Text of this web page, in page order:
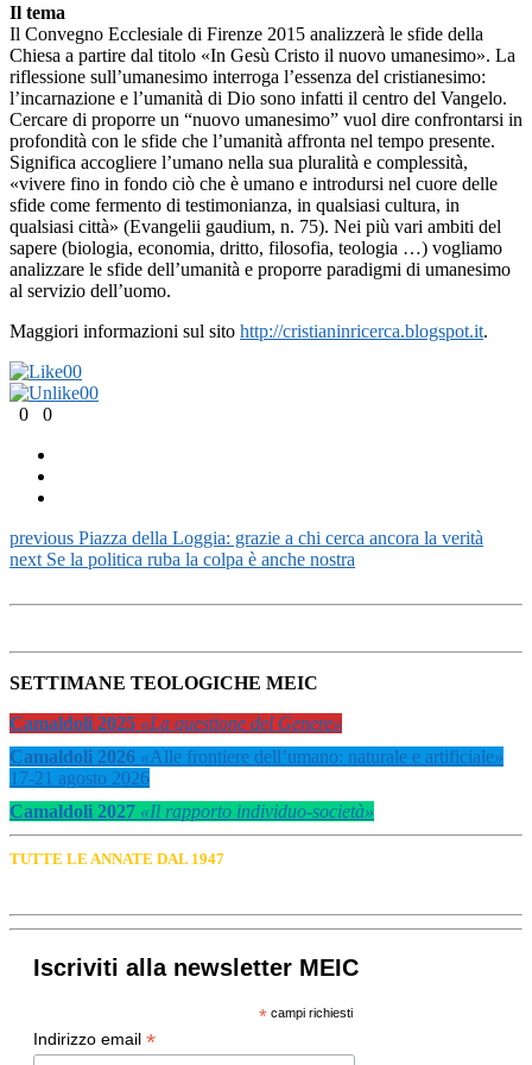
Il tema
Il Convegno Ecclesiale di Firenze 2015 analizzerà le sfide della
Chiesa a partire dal titolo «In Gesù Cristo il nuovo umanesimo». La
riflessione sull’umanesimo interroga l’essenza del cristianesimo:
l’incarnazione e l’umanità di Dio sono infatti il centro del Vangelo.
Cercare di proporre un “nuovo umanesimo” vuol dire confrontarsi in
profondità con le sfide che l’umanità affronta nel tempo presente.
Significa accogliere l’umano nella sua pluralità e complessità,
«vivere fino in fondo ciò che è umano e introdursi nel cuore delle
sfide come fermento di testimonianza, in qualsiasi cultura, in
qualsiasi città» (Evangelii gaudium, n. 75). Nei più vari ambiti del
sapere (biologia, economia, dritto, filosofia, teologia …) vogliamo
analizzare le sfide dell’umanità e proporre paradigmi di umanesimo
al servizio dell’uomo.
Maggiori informazioni sul sito http://cristianinricerca.blogspot.it.
00
00
0
0
previous Piazza della Loggia: grazie a chi cerca ancora la verità
next Se la politica ruba la colpa è anche nostra
SETTIMANE TEOLOGICHE MEIC
Camaldoli 2025 «La questione del Genere»
Camaldoli 2026 «Alle frontiere dell’umano: naturale e artificiale»
17-21 agosto 2026
Camaldoli 2027 «Il rapporto individuo-società»
TUTTE LE ANNATE DAL 1947
Iscriviti alla newsletter MEIC
*campi richiesti
Indirizzo email *